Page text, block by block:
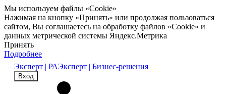
Мы используем файлы «Cookie»
Нажимая на кнопку «Принять» или продолжая пользоваться
сайтом, Вы соглашаетесь на обработку файлов «Cookie» и
данных метрической системы Яндекс.Метрика
Принять
Подробнее
Эксперт | РАЭксперт | Бизнес-решения
Вход